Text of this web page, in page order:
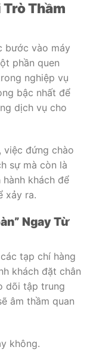
Trò Thầm
bước vào máy
phần quen
nghiệp vụ
bậc nhất để
dịch vụ cho
đứng chào
sự mà còn là
khách để
xảy ra.
Ngay Từ
tạp chí hàng
khách đặt chân
dõi tập trung
âm thầm quan
không.